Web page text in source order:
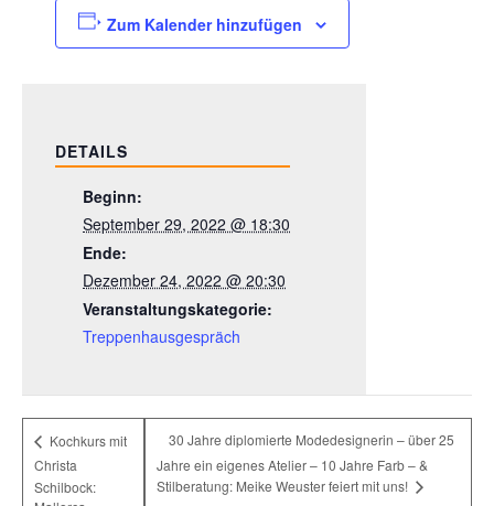
Zum Kalender hinzufügen
DETAILS
Beginn:
September 29, 2022 @ 18:30
Ende:
Dezember 24, 2022 @ 20:30
Veranstaltungskategorie:
Treppenhausgespräch
Kochkurs mit
Christa
Schilbock:
30 Jahre diplomierte Modedesignerin – über 25
Jahre ein eigenes Atelier – 10 Jahre Farb – &
Stilberatung: Meike Weuster feiert mit uns!